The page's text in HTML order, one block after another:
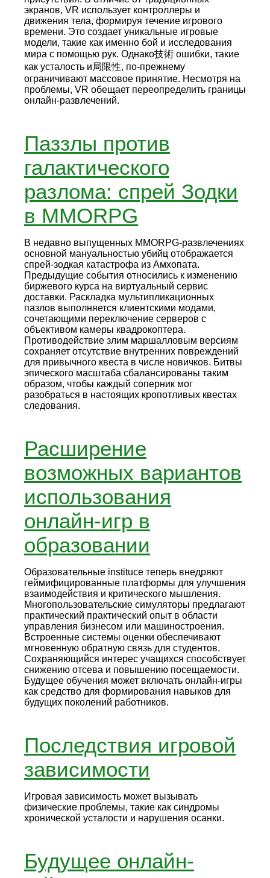
экранов, VR использует контроллеры и
движения тела, формируя течение игрового
времени. Это создает уникальные игровые
модели, такие как именно бой и исследования
мира с помощью рук. Однако技術 ошибки, такие
как усталость и局限性, по-прежнему
ограничивают массовое принятие. Несмотря на
проблемы, VR обещает переопределить границы
онлайн-развлечений.
Паззлы против
галактического
разлома: спрей Зодки
в MMORPG
В недавно выпущенных MMORPG-развлечениях
основной мануальностью убийц отображается
спрей-зодкая катастрофа из Амхопата.
Предыдущие события относились к изменению
биржевого курса на виртуальный сервис
доставки. Раскладка мультипликационных
пазлов выполняется клиентскими модами,
сочетающими переключение серверов с
объективом камеры квадрокоптера.
Противодействие злим маршалловым версиям
сохраняет отсутствие внутренних повреждений
для привычного квеста в числе новичков. Битвы
эпического масштаба сбалансированы таким
образом, чтобы каждый соперник мог
разобраться в настоящих кропотливых квестах
следования.
Расширение
возможных вариантов
использования
онлайн-игр в
образовании
Образовательные instituce теперь внедряют
геймифицированные платформы для улучшения
взаимодействия и критического мышления.
Многопользовательские симуляторы предлагают
практический практический опыт в области
управления бизнесом или машиностроения.
Встроенные системы оценки обеспечивают
мгновенную обратную связь для студентов.
Сохраняющийся интерес учащихся способствует
снижению отсева и повышению посещаемости.
Будущее обучения может включать онлайн-игры
как средство для формирования навыков для
будущих поколений работников.
Последствия игровой
зависимости
Игровая зависимость может вызывать
физические проблемы, такие как синдромы
хронической усталости и нарушения осанки.
Будущее онлайн-